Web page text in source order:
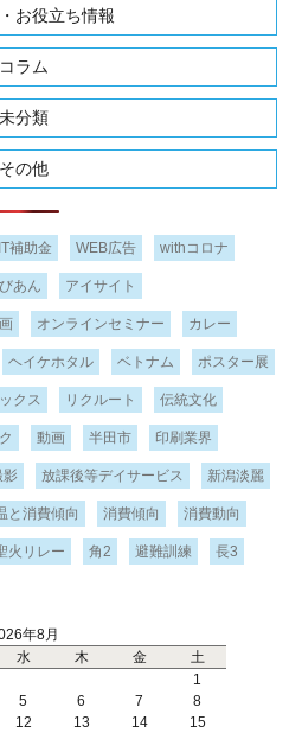
お役立ち情報
コラム
未分類
その他
IT補助金 WEB広告 withコロナ
あん アイサイト
オンラインセミナー カレー
ヘイケホタル ベトナム ポスター展
クス リクルート 伝統文化
動画 半田市 印刷業界
影 放課後等デイサービス 新潟淡麗
と消費傾向 消費傾向 消費動向
火リレー 角2 避難訓練 長3
年8月
水 木 金 土
1
5 6 7
8
12 13 14
15